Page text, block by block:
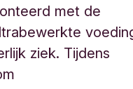
met de
ziek. Tijdens